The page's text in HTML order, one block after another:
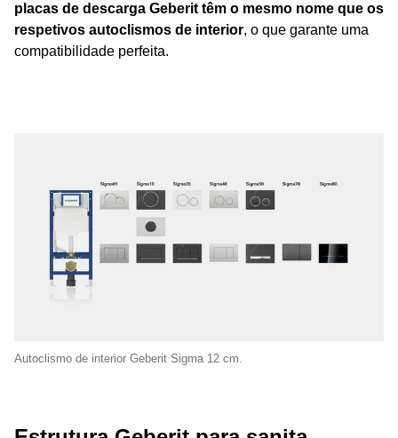
placas de descarga Geberit têm o mesmo nome que os
respetivos autoclismos de interior, o que garante uma
compatibilidade perfeita.
Autoclismo de interior Geberit Sigma 12 cm.